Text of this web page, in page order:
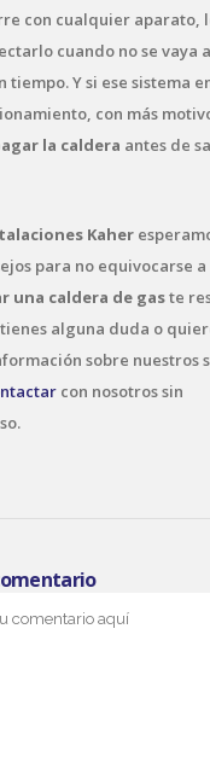
con cualquier aparato,
cuando no se vaya
tiempo. Y si ese sistema
con más
la caldera antes de
Kaher
para no equivocarse
una caldera de gaste
tienes alguna duda o
sobre nuestros
con nosotros sin